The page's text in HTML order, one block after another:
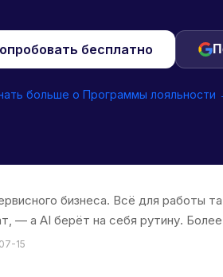
бесплатно
больше о Программы лояльности
бизнеса. Всё для работы
— а AI берёт на себя рутину.
15